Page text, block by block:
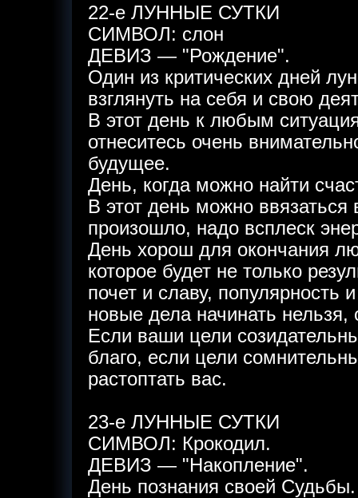
22-е ЛУННЫЕ СУТКИ
СИМВОЛ: слон
ДЕВИЗ — "Рождение".
Один из критических дней
взглянуть на себя и свою
В этот день к любым
отнеситесь очень
будущее.
День, когда можно найти
В этот день можно ввязаться
произошло, надо всплеск
День хорош для окончания
которое будет не только
почет и славу, популярность
новые дела начинать
Если ваши цели
благо, если цели
растоптать вас.
23-е ЛУННЫЕ СУТКИ
СИМВОЛ: Крокодил.
ДЕВИЗ — "Накопление".
День познания своей